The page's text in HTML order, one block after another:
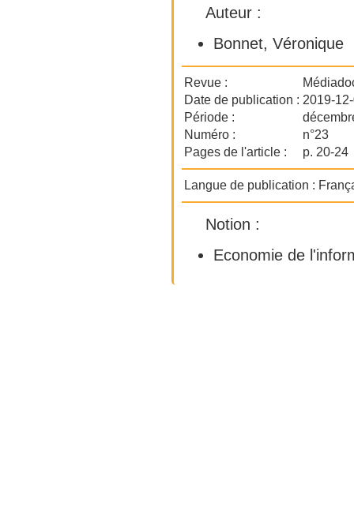
Auteur :
Bonnet, Véronique
Revue :
Date de publication : 2019-
Période :
Numéro :
n°23
Pages de l'article :
p. 20-24
Langue de publication :
Notion :
Economie de